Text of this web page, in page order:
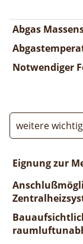
Abgas
Notwendiger
weitere
Eignung zur